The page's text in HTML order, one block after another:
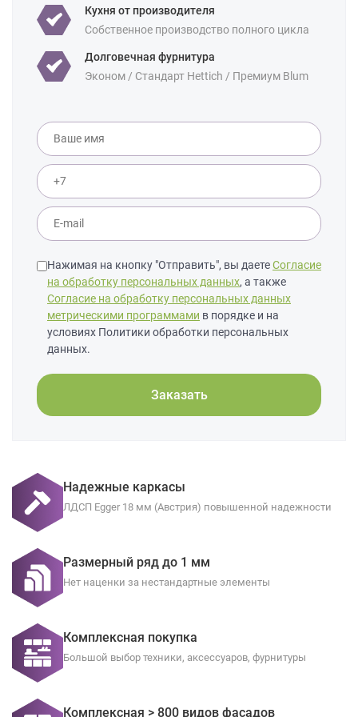
Кухня от производителя
Собственное производство полного цикла
Долговечная фурнитура
Эконом / Стандарт Hettich / Премиум Blum
Нажимая на кнопку "Отправить", вы даетеСогласие
на обработку персональных данных, а также
Согласие на обработку персональных данных
метрическими программами в порядке и на
условиях Политики обработки персональных
данных.
Заказать
Надежные каркасы
ЛДСП Egger 18 мм (Австрия) повышенной надежности
Размерный ряд до 1 мм
Нет наценки за нестандартные элементы
Комплексная покупка
Большой выбор техники, аксессуаров, фурнитуры
Комплексная > 800 видов фасадов